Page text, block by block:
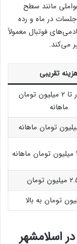
مانند سطح
جلسات در ماه و رده
فوتبال معمولاً
می‌کند.
تقریبی
۸۰۰ هزار تا ۲ میلیون تومان
ماهانه
اسلامشهر